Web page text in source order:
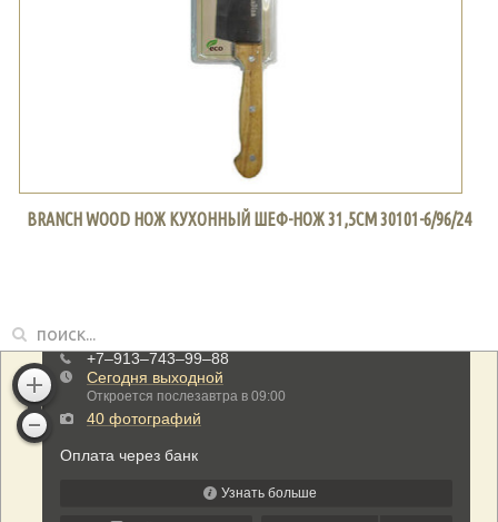
BRANCH WOOD НОЖ КУХОННЫЙ ШЕФ-НОЖ 31,5СМ 30101-6/96/24